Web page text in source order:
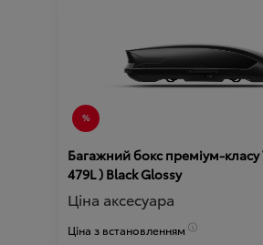
Багажний бокс преміум-класу
479L ) Black Glossy
Ціна аксесуара
Ціна з встановленням